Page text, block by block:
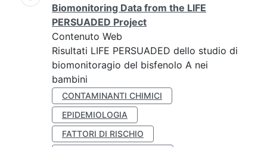
Biomonitoring Data from the LIFE
PERSUADED Project
Contenuto Web
Risultati LIFE PERSUADED dello studio di
biomonitoragio del bisfenolo A nei
bambini
CONTAMINANTI CHIMICI
EPIDEMIOLOGIA
FATTORI DI RISCHIO